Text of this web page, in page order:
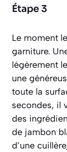
Étape 3
Le moment
garniture.
légèrement
une
toute la
secondes, il
des
de jambon
d’une